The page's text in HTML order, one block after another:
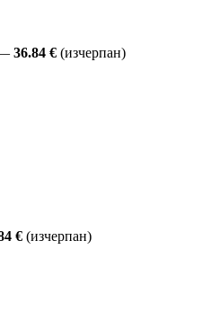
36.84 € (изчерпан)
€ (изчерпан)